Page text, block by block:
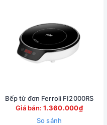
Bếp từ đơn Ferroli FI2000RS
Giá bán:1.360.000₫
So sánh